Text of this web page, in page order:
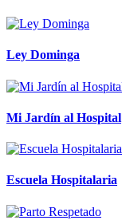
Ley Dominga
Mi Jardín al Hospital
Escuela Hospitalaria